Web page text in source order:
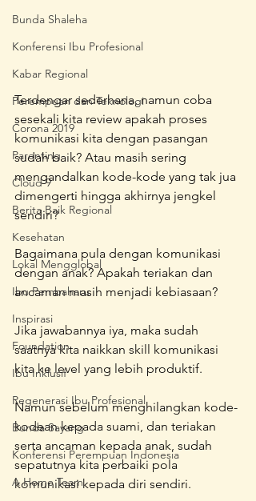
Bunda Shaleha
Konferensi Ibu Profesional
Kabar Regional
Perempuan dan Teknologi
Corona 2019
Parenting
Cloud 9
Berita Baik Regional
Kesehatan
Lokal Mengglobal
Ibu Pembaharu
Inspirasi
Foundation
Ibu Inklusif
Regenerasi Ibu Profesional
Bunda Sayang
Konferensi Perempuan Indonesia
A Home Team
Terdengar sederhana, namun coba
sesekali kita review apakah proses
komunikasi kita dengan pasangan
sudah baik? Atau masih sering
mengandalkan kode-kode yang tak jua
dimengerti hingga akhirnya jengkel
sendiri?
Bagaimana pula dengan komunikasi
dengan anak? Apakah teriakan dan
ancaman masih menjadi kebiasaan?
Jika jawabannya iya, maka sudah
saatnya kita naikkan skill komunikasi
kita ke level yang lebih produktif.
Namun sebelum menghilangkan kode-
kodean kepada suami, dan teriakan
serta ancaman kepada anak, sudah
sepatutnya kita perbaiki pola
komunikasi kepada diri sendiri.